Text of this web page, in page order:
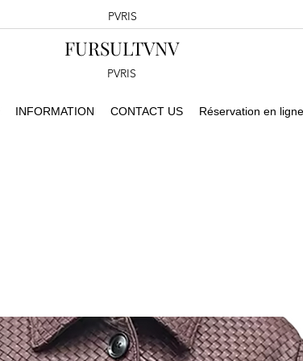
PVRIS
INFORMATION CONTACT US Réservation en ligne
FURSULTVNV
PVRIS